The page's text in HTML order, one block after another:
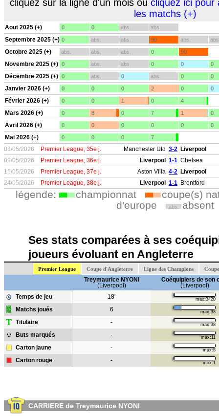
cliquez sur la ligne d'un mois ou cliquez ici pour
les matchs (+)
Aout 2025 (+) 0 0 abs. abs.
Septembre 2025 (+) 0 abs. abs. 90 abs.
Octobre 2025 (+) abs. abs. abs. 0 90
Novembre 2025 (+) 0 abs. abs. 0 0 0
Décembre 2025 (+) 0 abs. 0 abs. 0 0
Janvier 2026 (+) 0 0 0 2 0 0
Février 2026 (+) 0 0 1 0 4
Mars 2026 (+) 0 8 0 7 1 0
Avril 2026 (+) 0 0 0 0 0 0
Mai 2026 (+) 0 0 0 7
03/05/2026 Premier League, 35e j. Manchester Utd 3-2 Liverpool
09/05/2026
Premier League, 36e j. Liverpool 1-1 Chelsea
15/05/2026
Premier League, 37e j. Aston Villa 4-2 Liverpool
24/05/2026
Premier League, 38e j. Liverpool 1-1 Brentford
légende: championnat
coupe(s)
d'europe
abs. absent
Ses stats comparées à ses
joueurs évoluant en Angleterre
Premier League Coupe d'Angleterre Ligue des Champions
Treymaurice NYONI
(Liverpool)
Coéquipiers de son
(Liverpool)
Temps de jeu
18' max:3420
Matchs joués 6 max:38
T Titulaire - max:38
Buts marqués - max:11
Carton jaune - max:8
Carton rouge - max:1
CARRIERE de Treymaurice NYONI